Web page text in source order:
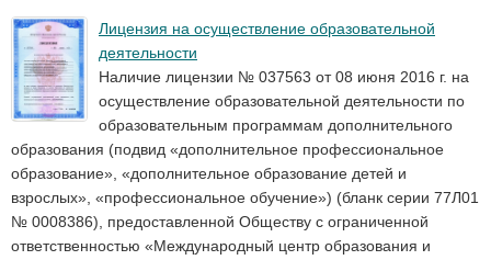
Лицензия на осуществление образовательной
деятельности
Наличие лицензии № 037563 от 08 июня 2016 г. на
осуществление образовательной деятельности по
образовательным программам дополнительного
образования (подвид «дополнительное профессиональное
образование», «дополнительное образование детей и
взрослых», «профессиональное обучение») (бланк серии 77Л01
№ 0008386), предоставленной Обществу с ограниченной
ответственностью «Международный центр образования и